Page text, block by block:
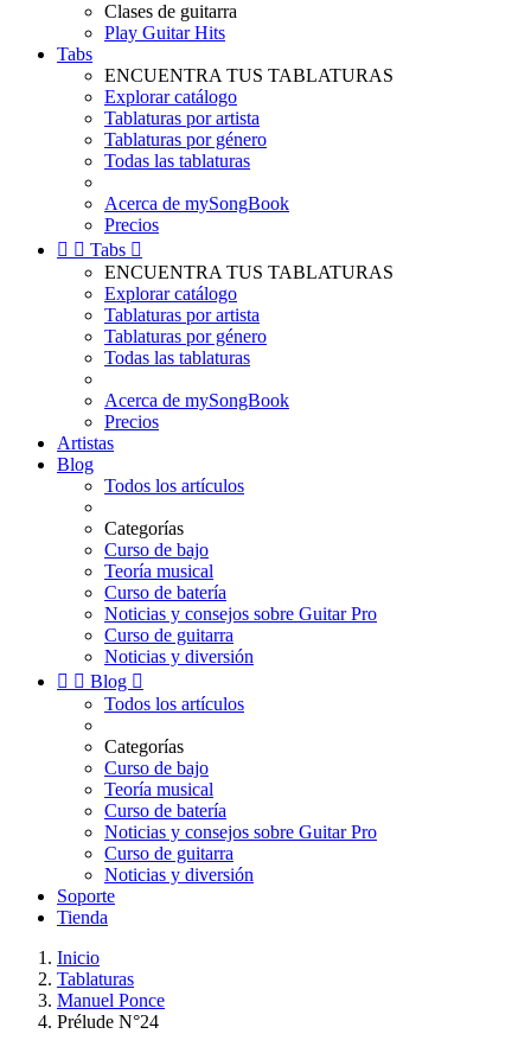
Clases de guitarra
Play Guitar Hits
Tabs
ENCUENTRA TUS TABLATURAS
Explorar catálogo
Tablaturas por artista
Tablaturas por género
Todas las tablaturas
Acerca de mySongBook
Precios
  Tabs 
ENCUENTRA TUS TABLATURAS
Explorar catálogo
Tablaturas por artista
Tablaturas por género
Todas las tablaturas
Acerca de mySongBook
Precios
Artistas
Blog
Todos los artículos
Categorías
Curso de bajo
Teoría musical
Curso de batería
Noticias y consejos sobre Guitar Pro
Curso de guitarra
Noticias y diversión
  Blog 
Todos los artículos
Categorías
Curso de bajo
Teoría musical
Curso de batería
Noticias y consejos sobre Guitar Pro
Curso de guitarra
Noticias y diversión
Soporte
Tienda
Inicio
Tablaturas
Manuel Ponce
Prélude N°24